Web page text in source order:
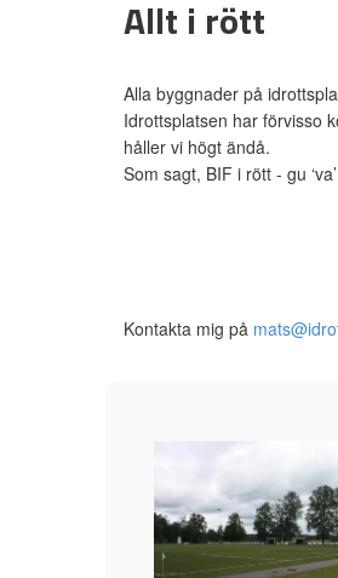
Allt i rött
Alla byggnader på
Idrottsplatsen har förvisso
håller vi högt ändå.
Som sagt, BIF i rött - gu
Kontakta mig på